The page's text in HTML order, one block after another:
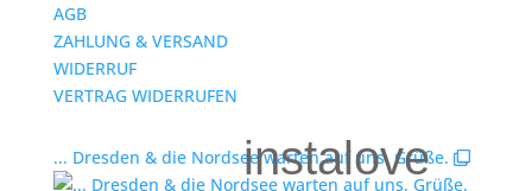
AGB
ZAHLUNG & VERSAND
WIDERRUF
VERTRAG WIDERRUFEN
instalove
... Dresden & die Nordsee warten auf uns. Grüße.